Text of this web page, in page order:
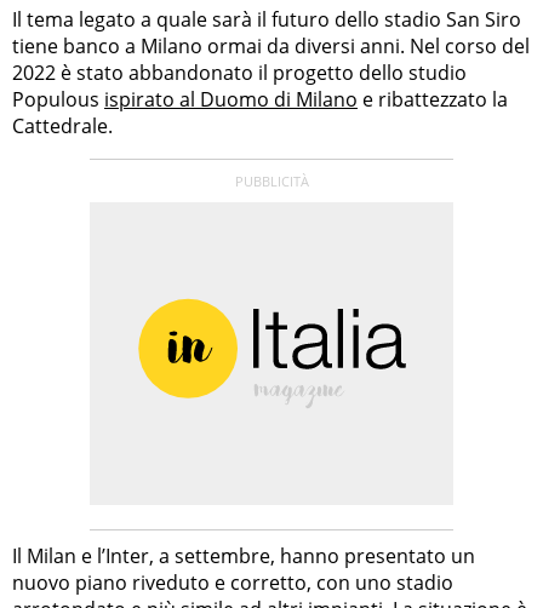
Il tema legato a quale sarà il futuro dello stadio San Siro
tiene banco a Milano ormai da diversi anni. Nel corso del
2022 è stato abbandonato il progetto dello studio
Populous ispirato al Duomo di Milano e ribattezzato la
Cattedrale.
Il Milan e l’Inter, a settembre, hanno presentato un
nuovo piano riveduto e corretto, con uno stadio